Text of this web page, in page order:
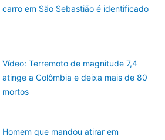
carro em São Sebastião é identificado
Vídeo: Terremoto de magnitude 7,4
atinge a Colômbia e deixa mais de 80
mortos
Homem que mandou atirar em